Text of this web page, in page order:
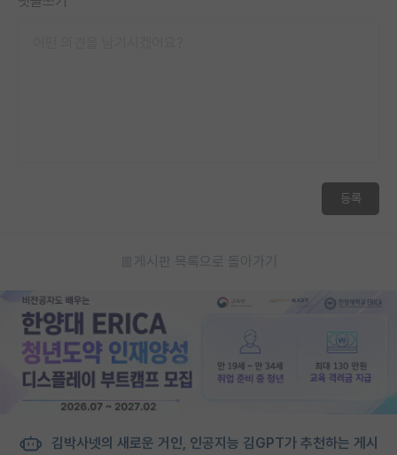
등록
게시판 목록으로 돌아가기
김박사넷의 새로운 거인, 인공지능 김GPT가 추천하는 게시